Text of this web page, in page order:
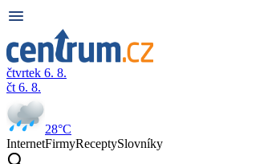
čtvrtek 6. 8.
čt 6. 8.
28°C
InternetFirmyReceptySlovníky